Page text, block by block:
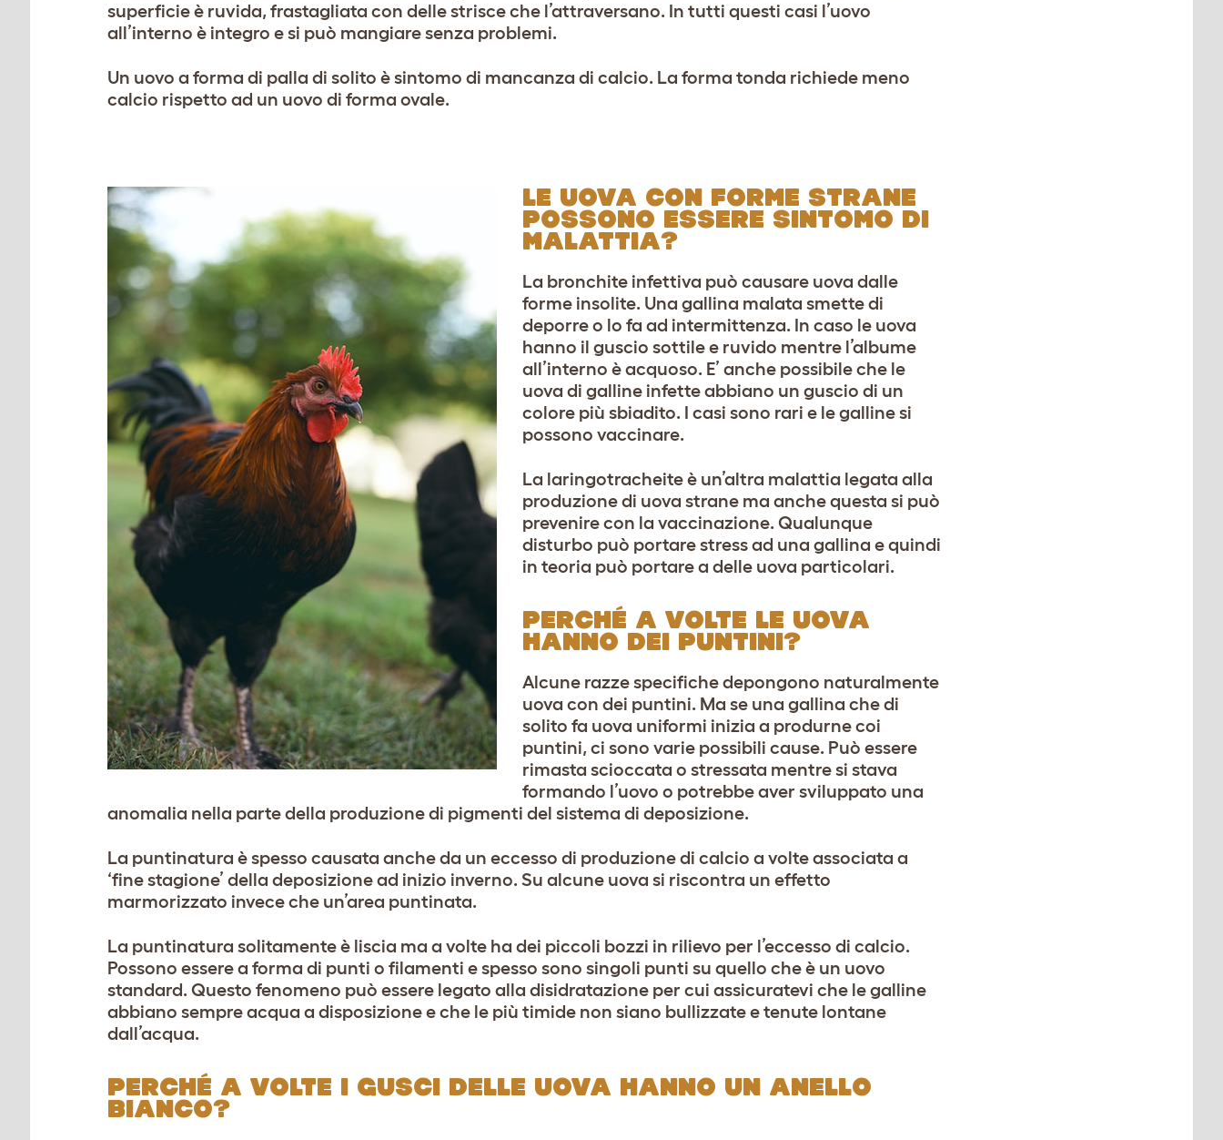
superficie è ruvida, frastagliata con delle strisce che l’attraversano. In tutti questi casi l’uovo
all’interno è integro e si può mangiare senza problemi.
Un uovo a forma di palla di solito è sintomo di mancanza di calcio. La forma tonda richiede meno
calcio rispetto ad un uovo di forma ovale.
LE UOVA CON FORME STRANE
POSSONO ESSERE SINTOMO DI
MALATTIA?
La bronchite infettiva può causare uova dalle
forme insolite. Una gallina malata smette di
deporre o lo fa ad intermittenza. In caso le uova
hanno il guscio sottile e ruvido mentre l’albume
all’interno è acquoso. E’ anche possibile che le
uova di galline infette abbiano un guscio di un
colore più sbiadito. I casi sono rari e le galline si
possono vaccinare.
La laringotracheite è un’altra malattia legata alla
produzione di uova strane ma anche questa si può
prevenire con la vaccinazione. Qualunque
disturbo può portare stress ad una gallina e quindi
in teoria può portare a delle uova particolari.
PERCHÉ A VOLTE LE UOVA
HANNO DEI PUNTINI?
Alcune razze specifiche depongono naturalmente
uova con dei puntini. Ma se una gallina che di
solito fa uova uniformi inizia a produrne coi
puntini, ci sono varie possibili cause. Può essere
rimasta scioccata o stressata mentre si stava
formando l’uovo o potrebbe aver sviluppato una
anomalia nella parte della produzione di pigmenti del sistema di deposizione.
La puntinatura è spesso causata anche da un eccesso di produzione di calcio a volte associata a
‘fine stagione’ della deposizione ad inizio inverno. Su alcune uova si riscontra un effetto
marmorizzato invece che un’area puntinata.
La puntinatura solitamente è liscia ma a volte ha dei piccoli bozzi in rilievo per l’eccesso di calcio.
Possono essere a forma di punti o filamenti e spesso sono singoli punti su quello che è un uovo
standard. Questo fenomeno può essere legato alla disidratazione per cui assicuratevi che le galline
abbiano sempre acqua a disposizione e che le più timide non siano bullizzate e tenute lontane
dall’acqua.
PERCHÉ A VOLTE I GUSCI DELLE UOVA HANNO UN ANELLO
BIANCO?